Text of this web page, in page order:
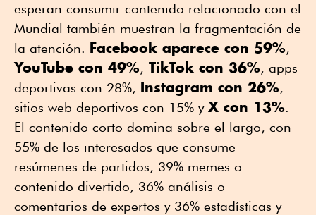
esperan consumir contenido relacionado con el
Mundial también muestran la fragmentación de
la atención. Facebook aparece con 59%,
YouTube con 49%, TikTok con 36%, apps
deportivas con 28%, Instagram con 26%,
sitios web deportivos con 15% y X con 13%.
El contenido corto domina sobre el largo, con
55% de los interesados que consume
resúmenes de partidos, 39% memes o
contenido divertido, 36% análisis o
comentarios de expertos y 36% estadísticas y